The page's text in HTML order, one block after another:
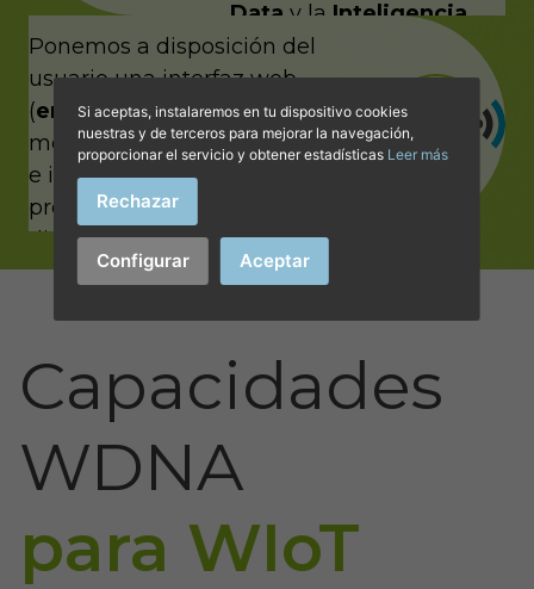
Data y la Inteligencia
Artificial para convertirlos en
información relevante y
accionable.
Ponemos a disposición del
usuario una interfaz web
(entropy©SMART WIoT) para
mostrarle de manera organizada
e intuitiva la información
proporcionada por los
dispositivos de sensorización
desplegados en las redes
Capacidades
WDNA
para WIoT
Si aceptas, instalaremos en tu dispositivo cookies
nuestras y de terceros para mejorar la navegación,
proporcionar el servicio y obtener estadísticas Leer más
Configurar Aceptar
Rechazar